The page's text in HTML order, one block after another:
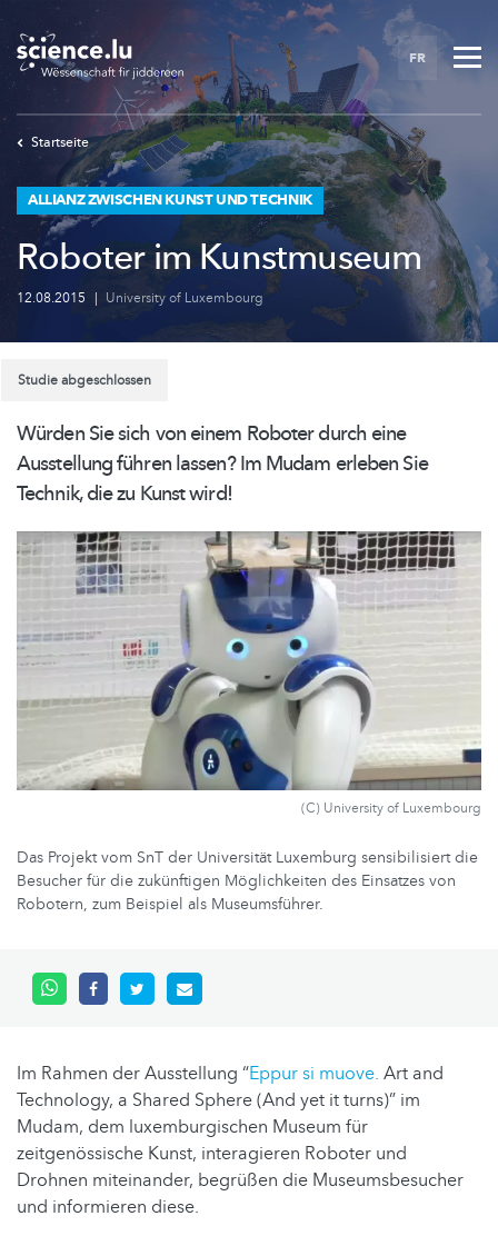
Skip
main
content
FR
Startseite
ALLIANZ ZWISCHEN KUNST UND TECHNIK
Roboter im Kunstmuseum
12.08.2015 | University of Luxembourg
Studie abgeschlossen
Würden Sie sich von einem Roboter durch eine
Ausstellung führen lassen? Im Mudam erleben Sie
Technik, die zu Kunst wird!
(C) University of Luxembourg
Das Projekt vom SnT der Universität Luxemburg sensibilisiert die
Besucher für die zukünftigen Möglichkeiten des Einsatzes von
Robotern, zum Beispiel als Museumsführer.
Im Rahmen der Ausstellung “Eppur si muove. Art and
Technology, a Shared Sphere (And yet it turns)” im
Mudam, dem luxemburgischen Museum für
zeitgenössische Kunst, interagieren Roboter und
Drohnen miteinander, begrüßen die Museumsbesucher
und informieren diese.